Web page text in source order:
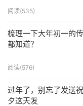
阅读(535)
梳理一下大年初一的
都知道？
阅读(576)
过年了，别忘了发送
夕这天发